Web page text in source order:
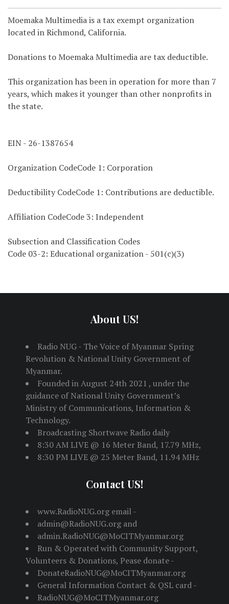
Moemaka Multimedia is a tax exempt organization
located in Richmond, California.
Donations to Moemaka Multimedia are tax deductible.
This organization has been in operation for more than 7
years, which makes it younger than other nonprofits in
the state.
EIN - 26-1387654
Organization CodeCode 1: Corporation
Deductibility CodeCode 1: Contributions are deductible.
Affiliation CodeCode 3: Independent
Subsection and Classification Codes
Code 03-2: Educational organization - 501(c)(3)
About US!
Radio NUG - The Voice of Myanmar Spring
Revolution & National Unity Government of
Myanmar.
Founded in August 24th 2021 , under the
guidance of National Unity Government’s
Ministry of Communications, Information &
Technology.
Broadcasting Shortwave Radio daily
8:30 AM LIVE @ 16 Meter Band, 17.79 MHz,
8:30 PM LIVE @ 25 Meter Band, 11.94 MHz
Contact US!
www.RadioNUG.org email -
admin@RadioNUG.org and
admin.RadioNUG@MoCITMyanmar.org
Run & Operated with Community Support,
Volunteers & Donations, Pease donate -
DonateRadioNUG@MoCITMyanmar.org
General Information Contact & QSL card -
RadioNUG@MoCITMyanmar.org